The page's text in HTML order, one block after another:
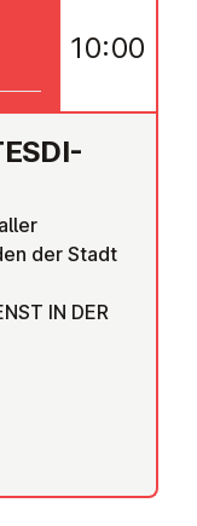
der Stadt
IN DER
10:00